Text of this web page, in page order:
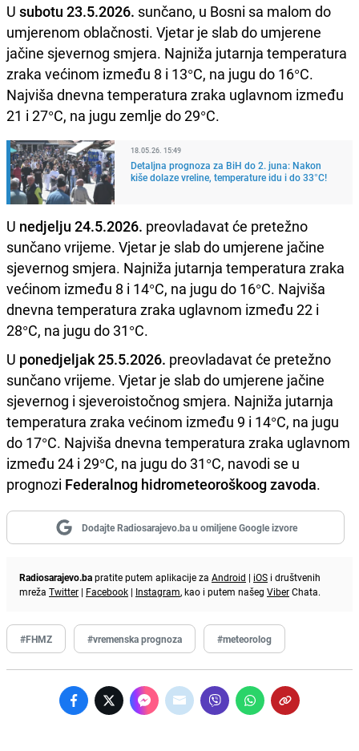
U subotu 23.5.2026. sunčano, u Bosni sa malom do
umjerenom oblačnosti. Vjetar je slab do umjerene
jačine sjevernog smjera. Najniža jutarnja temperatura
zraka većinom između 8 i 13°C, na jugu do 16°C.
Najviša dnevna temperatura zraka uglavnom između
21 i 27°C, na jugu zemlje do 29°C.
18.05.26. 15:49
Detaljna prognoza za BiH do 2. juna: Nakon
kiše dolaze vreline, temperature idu i do 33°C!
U nedjelju 24.5.2026. preovladavat će pretežno
sunčano vrijeme. Vjetar je slab do umjerene jačine
sjevernog smjera. Najniža jutarnja temperatura zraka
većinom između 8 i 14°C, na jugu do 16°C. Najviša
dnevna temperatura zraka uglavnom između 22 i
28°C, na jugu do 31°C.
U ponedjeljak 25.5.2026. preovladavat će pretežno
sunčano vrijeme. Vjetar je slab do umjerene jačine
sjevernog i sjeveroistočnog smjera. Najniža jutarnja
temperatura zraka većinom između 9 i 14°C, na jugu
do 17°C. Najviša dnevna temperatura zraka uglavnom
između 24 i 29°C, na jugu do 31°C, navodi se u
prognozi Federalnog hidrometeoroškoog zavoda.
Dodajte Radiosarajevo.ba u omiljene Google izvore
Radiosarajevo.bapratite putem aplikacije za Android | iOS i društvenih
mreža Twitter | Facebook | Instagram, kao i putem našeg ViberChata.
#FHMZ #vremenska prognoza #meteorolog